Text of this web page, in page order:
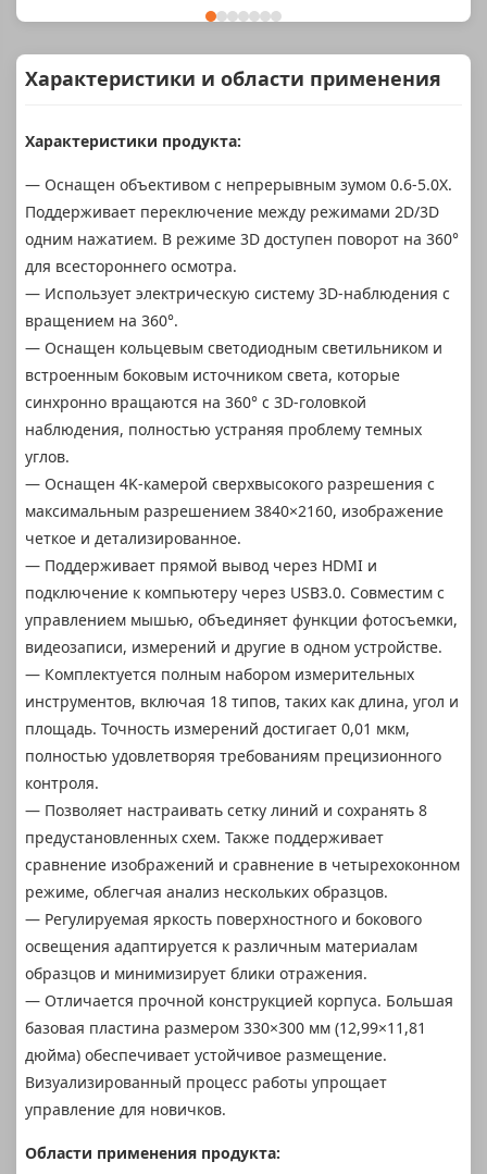
Характеристики и области применения
Характеристики продукта:
— Оснащен объективом с непрерывным зумом 0.6-5.0X.
Поддерживает переключение между режимами 2D/3D
одним нажатием. В режиме 3D доступен поворот на 360°
для всестороннего осмотра.
— Использует электрическую систему 3D-наблюдения с
вращением на 360°.
— Оснащен кольцевым светодиодным светильником и
встроенным боковым источником света, которые
синхронно вращаются на 360° с 3D-головкой
наблюдения, полностью устраняя проблему темных
углов.
— Оснащен 4K-камерой сверхвысокого разрешения с
максимальным разрешением 3840×2160, изображение
четкое и детализированное.
— Поддерживает прямой вывод через HDMI и
подключение к компьютеру через USB3.0. Совместим с
управлением мышью, объединяет функции фотосъемки,
видеозаписи, измерений и другие в одном устройстве.
— Комплектуется полным набором измерительных
инструментов, включая 18 типов, таких как длина, угол и
площадь. Точность измерений достигает 0,01 мкм,
полностью удовлетворяя требованиям прецизионного
контроля.
— Позволяет настраивать сетку линий и сохранять 8
предустановленных схем. Также поддерживает
сравнение изображений и сравнение в четырехоконном
режиме, облегчая анализ нескольких образцов.
— Регулируемая яркость поверхностного и бокового
освещения адаптируется к различным материалам
образцов и минимизирует блики отражения.
— Отличается прочной конструкцией корпуса. Большая
базовая пластина размером 330×300 мм (12,99×11,81
дюйма) обеспечивает устойчивое размещение.
Визуализированный процесс работы упрощает
управление для новичков.
Области применения продукта: